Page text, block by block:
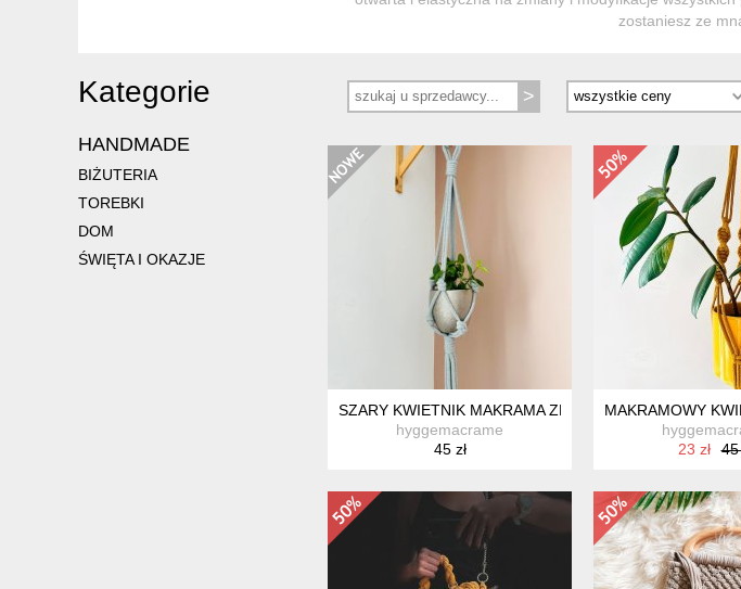
zostaniesz ze
Kategorie
HANDMADE
BIŻUTERIA
TOREBKI
DOM
ŚWIĘTA I OKAZJE
SZARY KWIETNIK MAKRAMA ZE SZNURKA
hyggemacrame
45 zł
MAKRAMOWY
23 zł
45